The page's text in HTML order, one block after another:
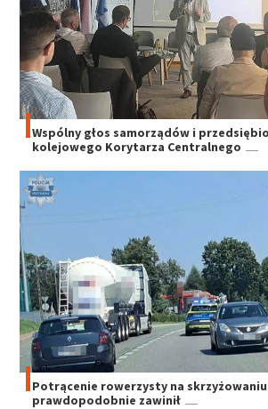
Wspólny głos samorządów i
kolejowego Korytarza Centralnego
Potrącenie rowerzysty na
prawdopodobnie zawinił